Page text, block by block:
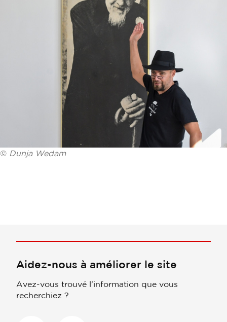
© Dunja Wedam
Aidez-nous à améliorer le site
Avez-vous trouvé l'information que vous
recherchiez ?